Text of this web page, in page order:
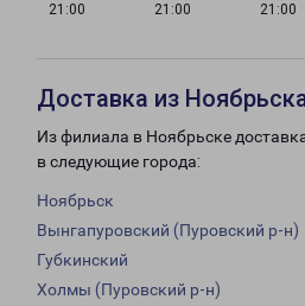
21:00
21:00
21:00
Доставка из
Из филиала в Ноябрьске
в следующие города:
Ноябрьск
Вынгапуровский (Пуровский р-н)
Губкинский
Холмы (Пуровский р-н)